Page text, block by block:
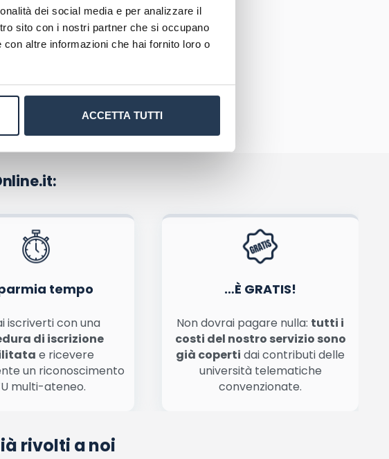
dei social media e per analizzare il
sito con i nostri partner che si occupano
altre informazioni che hai fornito loro o
ACCETTA TUTTI
e di accettare quanto previsto dallainformativa privacy
tempo
iscriverti con una
di iscrizione
e ricevere
un riconoscimento
multi-ateneo.
…È GRATIS!
Non dovrai pagare nulla: tutti i
costi del nostro servizio sono
già coperti dai contributi delle
università telematiche
convenzionate.
rivolti a noi